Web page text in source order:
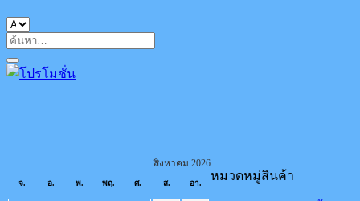
ค้นหา:
สิงหาคม 2026
จ. อ. พ. พฤ. ศ. ส. อา.
หมวดหมู่สินค้า